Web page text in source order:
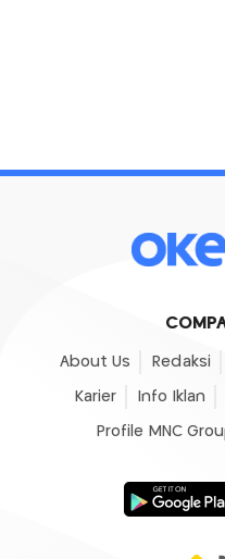
About Us Redaksi
Karier Info Iklan
Profile MNC